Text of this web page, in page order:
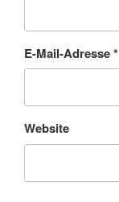
E-Mail-Adresse*
Website